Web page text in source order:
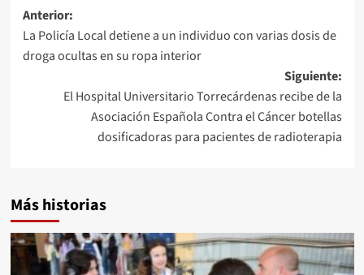
Navegación
de
entradas
Anterior:
La Policía Local detiene a un individuo con varias dosis de
droga ocultas en su ropa interior
Siguiente:
El Hospital Universitario Torrecárdenas recibe de la
Asociación Española Contra el Cáncer botellas
dosificadoras para pacientes de radioterapia
Más historias